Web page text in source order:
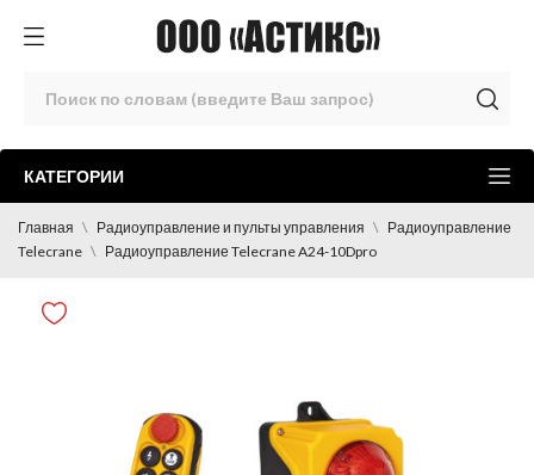
КАТЕГОРИИ
Главная Радиоуправление и пульты управления
Радиоуправление
Telecrane
Радиоуправление Telecrane A24-10Dpro